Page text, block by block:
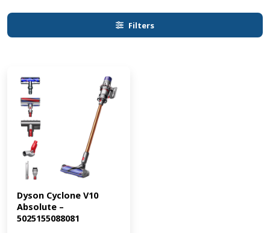
Filters
Dyson Cyclone V10
Absolute –
5025155088081